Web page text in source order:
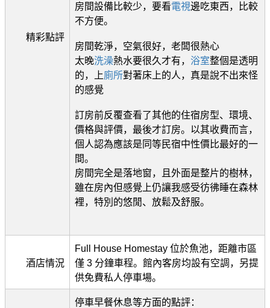
精彩點評
房間設備比較少，要看電視邊吃東西，比較
不方便。
房間乾淨，空氣很好，老闆很熱心
太晚洗澡熱水要很久才有， 浴室整個是透明
的，上廁所對著床上的人，真是說不出來怪
的感覺
訂房前反覆查看了其他的住宿房型、環境、
價格與評價，最後才訂房。以其收費而言，
個人認為應該是同等民宿中性價比最好的一
間。
房間完全是落地窗，且外面是整片的樹林，
雖在房內但感覺上仍讓我感受彷彿睡在森林
裡，特別的悠閒、放鬆及舒服。
酒店情況
Full House Homestay 位於魚池，距離市區
僅 3 分鐘車程。館內客房均設有空調，另提
供免費私人停車場。
停車早餐休息等方面的點評：